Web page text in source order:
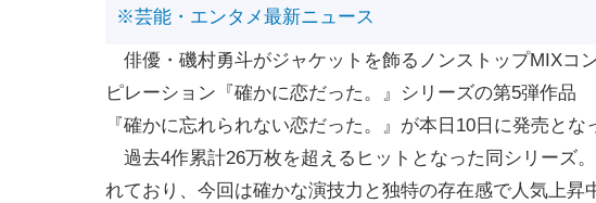
※芸能・エンタメ最新ニュース
俳優・磯村勇斗がジャケットを飾るノンストップMIXコ
ピレーション『確かに恋だった。』シリーズの第5弾作品
『確かに忘れられない恋だった。』が本日10日に発売とな
過去4作累計26万枚を超えるヒットとなった同シリーズ
れており、今回は確かな演技力と独特の存在感で人気上昇